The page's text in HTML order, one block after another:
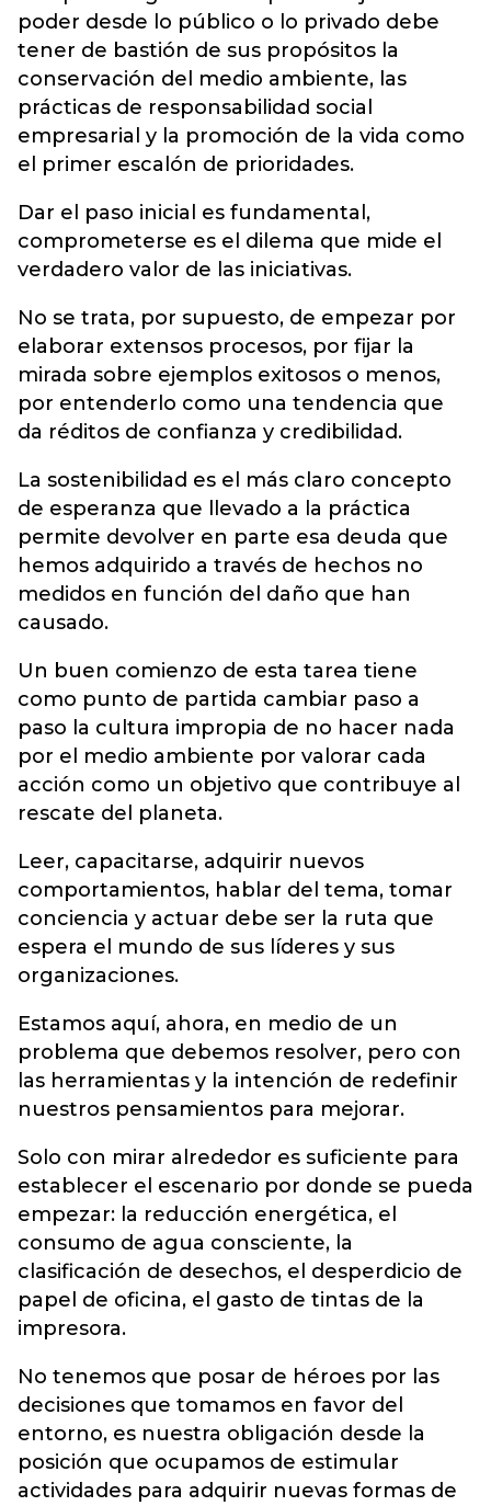
poder desde lo público o lo privado debe
tener de bastión de sus propósitos la
conservación del medio ambiente, las
prácticas de responsabilidad social
empresarial y la promoción de la vida como
el primer escalón de prioridades.
Dar el paso inicial es fundamental,
comprometerse es el dilema que mide el
verdadero valor de las iniciativas.
No se trata, por supuesto, de empezar por
elaborar extensos procesos, por fijar la
mirada sobre ejemplos exitosos o menos,
por entenderlo como una tendencia que
da réditos de confianza y credibilidad.
La sostenibilidad es el más claro concepto
de esperanza que llevado a la práctica
permite devolver en parte esa deuda que
hemos adquirido a través de hechos no
medidos en función del daño que han
causado.
Un buen comienzo de esta tarea tiene
como punto de partida cambiar paso a
paso la cultura impropia de no hacer nada
por el medio ambiente por valorar cada
acción como un objetivo que contribuye al
rescate del planeta.
Leer, capacitarse, adquirir nuevos
comportamientos, hablar del tema, tomar
conciencia y actuar debe ser la ruta que
espera el mundo de sus líderes y sus
organizaciones.
Estamos aquí, ahora, en medio de un
problema que debemos resolver, pero con
las herramientas y la intención de redefinir
nuestros pensamientos para mejorar.
Solo con mirar alrededor es suficiente para
establecer el escenario por donde se pueda
empezar: la reducción energética, el
consumo de agua consciente, la
clasificación de desechos, el desperdicio de
papel de oficina, el gasto de tintas de la
impresora.
No tenemos que posar de héroes por las
decisiones que tomamos en favor del
entorno, es nuestra obligación desde la
posición que ocupamos de estimular
actividades para adquirir nuevas formas de